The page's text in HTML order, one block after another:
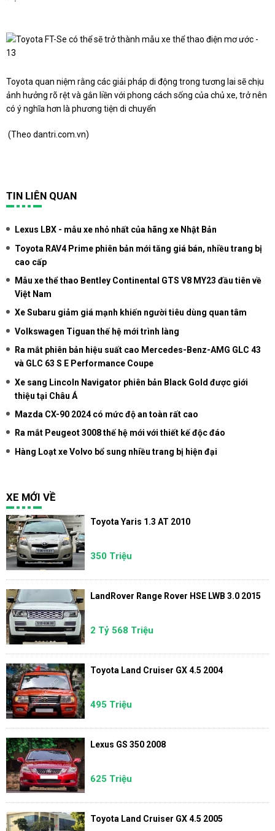
Toyota quan niệm rằng các giải pháp di động trong tương lai sẽ chịu
ảnh hưởng rõ rệt và gắn liền với phong cách sống của chủ xe, trở nên
có ý nghĩa hơn là phương tiện di chuyển
(Theo dantri.com.vn)
TIN LIÊN QUAN
Lexus LBX - mẫu xe nhỏ nhất của hãng xe Nhật Bản
Toyota RAV4 Prime phiên bản mới tăng giá bán, nhiều trang bị
cao cấp
Mẫu xe thể thao Bentley Continental GTS V8 MY23 đầu tiên về
Việt Nam
Xe Subaru giảm giá mạnh khiến người tiêu dùng quan tâm
Volkswagen Tiguan thế hệ mới trình làng
Ra mắt phiên bản hiệu suất cao Mercedes-Benz-AMG GLC 43
và GLC 63 S E Performance Coupe
Xe sang Lincoln Navigator phiên bản Black Gold được giới
thiệu tại Châu Á
Mazda CX-90 2024 có mức độ an toàn rất cao
Ra mắt Peugeot 3008 thế hệ mới với thiết kế độc đáo
Hàng Loạt xe Volvo bổ sung nhiều trang bị hiện đại
XE MỚI VỀ
Toyota Yaris 1.3 AT 2010
350 Triệu
LandRover Range Rover HSE LWB 3.0 2015
2 Tỷ 568 Triệu
Toyota Land Cruiser GX 4.5 2004
495 Triệu
Lexus GS 350 2008
625 Triệu
Toyota Land Cruiser GX 4.5 2005